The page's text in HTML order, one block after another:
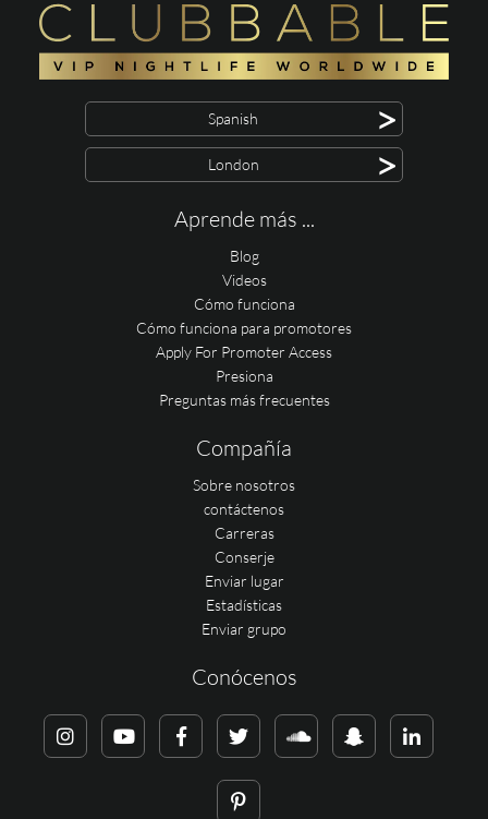
Spanish >
London >
Aprende más ...
Blog
Videos
Cómo funciona
Cómo funciona para promotores
Apply For Promoter Access
Presiona
Preguntas más frecuentes
Compañía
Sobre nosotros
contáctenos
Carreras
Conserje
Enviar lugar
Estadísticas
Enviar grupo
Conócenos